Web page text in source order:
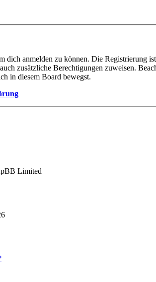
dich anmelden zu können. Die
zusätzliche Berechtigungen zuweisen.
in diesem Board bewegst.
Limited